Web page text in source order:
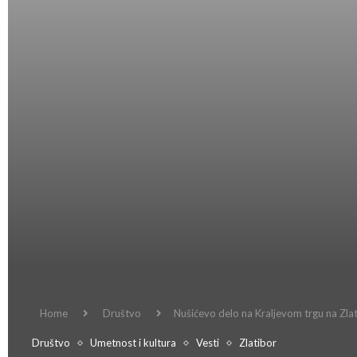
Home Društvo Nušićevo delo na Kraljevom trgu na
Društvo Umetnost i kultura Vesti Zlatibor